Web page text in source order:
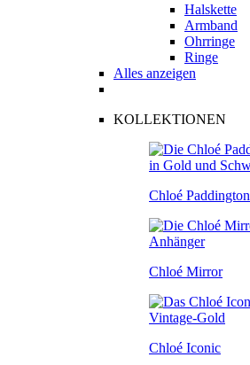
Halskette
Armband
Ohrringe
Ringe
Alles anzeigen
KOLLEKTIONEN
Chloé Paddington
Chloé Mirror
Chloé Iconic